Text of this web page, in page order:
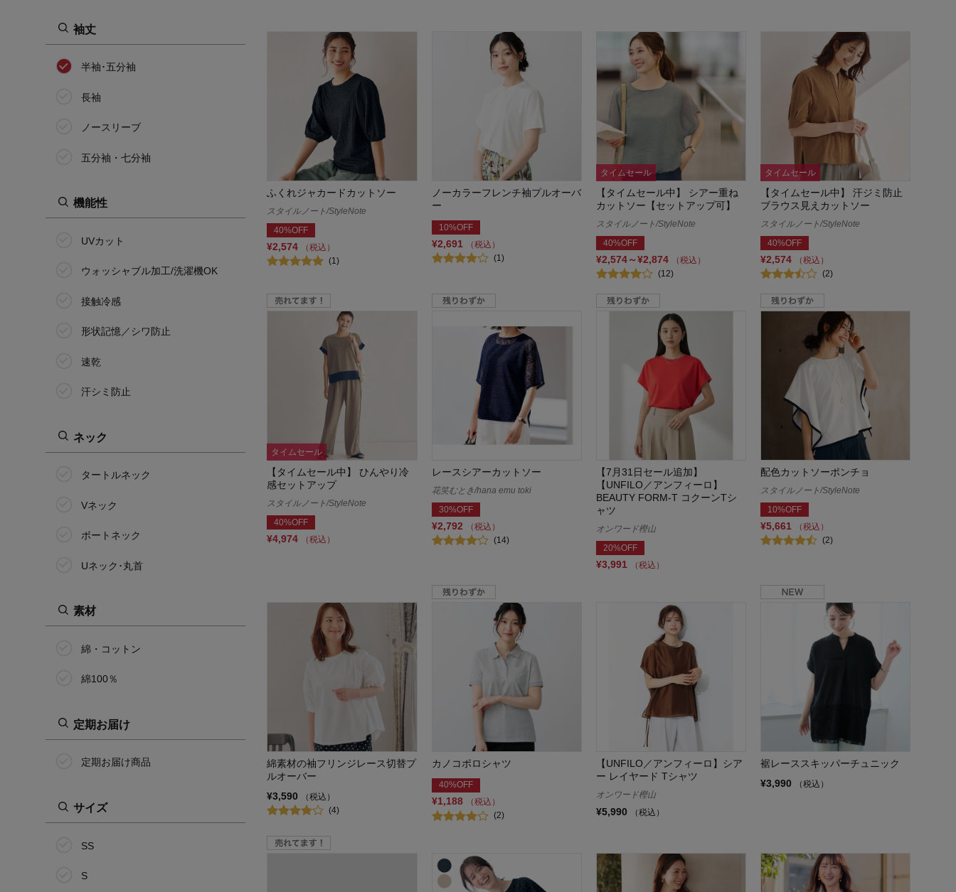
袖丈
半袖･五分袖
長袖
ノースリーブ
五分袖・七分袖
機能性
UVカット
ウォッシャブル加工/洗濯機OK
接触冷感
形状記憶／シワ防止
速乾
汗シミ防止
ネック
タートルネック
Vネック
ボートネック
Uネック･丸首
素材
綿・コットン
綿100％
定期お届け
定期お届け商品
サイズ
SS
S
ふくれジャカードカットソー
スタイルノート/StyleNote
40%OFF
¥2,574
（税込）
(1)
ノーカラーフレンチ袖プルオーバ
ー
10%OFF
¥2,691
（税込）
(1)
タイムセール
【タイムセール中】 シアー重ね
カットソー【セットアップ可】
スタイルノート/StyleNote
40%OFF
¥2,574～¥2,874
（税込）
(12)
タイムセール
【タイムセール中】 汗ジミ防止
ブラウス見えカットソー
スタイルノート/StyleNote
40%OFF
¥2,574
（税込）
(2)
タイムセール
【タイムセール中】 ひんやり冷
感セットアップ
スタイルノート/StyleNote
40%OFF
¥4,974 （税込）
レースシアーカットソー
花笑むとき/hana emu toki
30%OFF
¥2,792
（税込）
(14)
【7月31日セール追加】
【UNFILO／アンフィーロ】
BEAUTY FORM-T コクーンTシ
ャツ
オンワード樫山
20%OFF
¥3,991 （税込）
配色カットソーポンチョ
スタイルノート/StyleNote
10%OFF
¥5,661
（税込）
(2)
綿素材の袖フリンジレース切替プ
ルオーバー
¥3,590
（税込）
(4)
カノコポロシャツ
40%OFF
¥1,188
（税込）
(2)
【UNFILO／アンフィーロ】シア
ー レイヤード Tシャツ
オンワード樫山
¥5,990 （税込）
裾レーススキッパーチュニック
¥3,990
（税込）